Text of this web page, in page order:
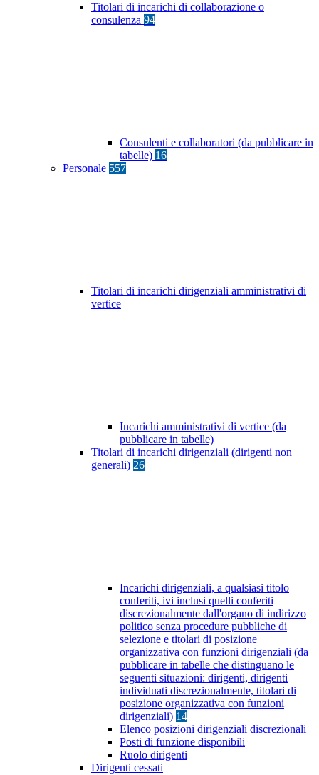
Titolari di incarichi di collaborazione o
consulenza 94
Consulenti e collaboratori (da pubblicare in
tabelle) 16
Personale 557
Titolari di incarichi dirigenziali amministrativi di
vertice
Incarichi amministrativi di vertice (da
pubblicare in tabelle)
Titolari di incarichi dirigenziali (dirigenti non
generali) 26
Incarichi dirigenziali, a qualsiasi titolo
conferiti, ivi inclusi quelli conferiti
discrezionalmente dall'organo di indirizzo
politico senza procedure pubbliche di
selezione e titolari di posizione
organizzativa con funzioni dirigenziali (da
pubblicare in tabelle che distinguano le
seguenti situazioni: dirigenti, dirigenti
individuati discrezionalmente, titolari di
posizione organizzativa con funzioni
dirigenziali) 14
Elenco posizioni dirigenziali discrezionali
Posti di funzione disponibili
Ruolo dirigenti
Dirigenti cessati